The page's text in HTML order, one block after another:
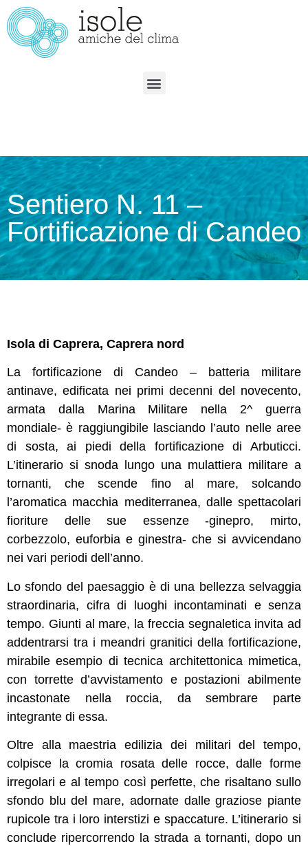
Sentiero N. 11 –
Fortificazione di Candeo
Isola di Caprera, Caprera nord
La fortificazione di Candeo – batteria militare
antinave, edificata nei primi decenni del novecento,
armata dalla Marina Militare nella 2^ guerra
mondiale- è raggiungibile lasciando l’auto nelle aree
di sosta, ai piedi della fortificazione di Arbuticci.
L’itinerario si snoda lungo una mulattiera militare a
tornanti, che scende fino al mare, solcando
l’aromatica macchia mediterranea, dalle spettacolari
fioriture delle sue essenze -ginepro, mirto,
corbezzolo, euforbia e ginestra- che si avvicendano
nei vari periodi dell’anno.
Lo sfondo del paesaggio è di una bellezza selvaggia
straordinaria, cifra di luoghi incontaminati e senza
tempo. Giunti al mare, la freccia segnaletica invita ad
addentrarsi tra i meandri granitici della fortificazione,
mirabile esempio di tecnica architettonica mimetica,
con torrette d’avvistamento e postazioni abilmente
incastonate nella roccia, da sembrare parte
integrante di essa.
Oltre alla maestria edilizia dei militari del tempo,
colpisce la cromia rosata delle rocce, dalle forme
irregolari e al tempo così perfette, che risaltano sullo
sfondo blu del mare, adornate dalle graziose piante
rupicole tra i loro interstizi e spaccature. L’itinerario si
conclude ripercorrendo la strada a tornanti, dopo un